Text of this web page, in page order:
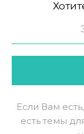
Если Вам
есть темы